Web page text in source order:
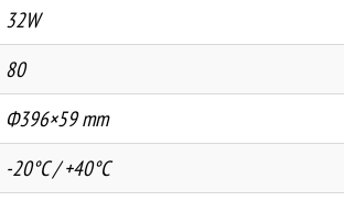
32W
80
Ф396×59 mm
-20°C / +40°C